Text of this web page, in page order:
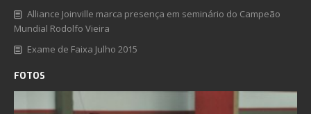
Alliance Joinville marca presença em seminário do Campeão
Mundial Rodolfo Vieira
Exame de Faixa Julho 2015
FOTOS